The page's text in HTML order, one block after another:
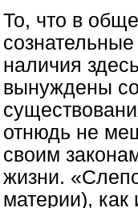
То, что в
наличия
вынуждены
отнюдь не
своим
жизни.
материи), как